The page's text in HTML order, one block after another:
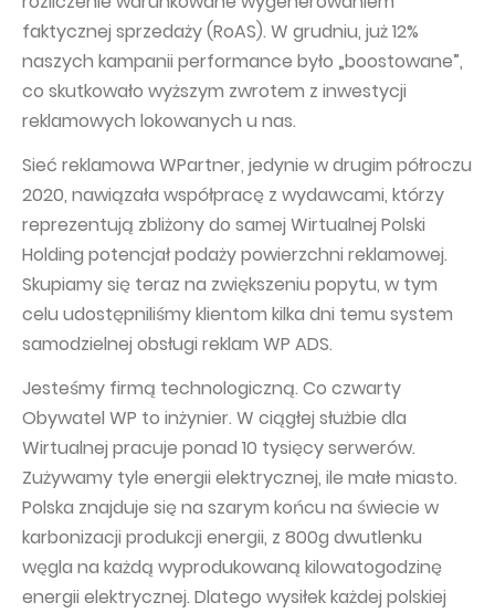
faktycznej sprzedaży (RoAS). W grudniu, już 12%
naszych kampanii performance było „boostowane”,
co skutkowało wyższym zwrotem z inwestycji
reklamowych lokowanych u nas.
Sieć reklamowa WPartner, jedynie w drugim półroczu
2020, nawiązała współpracę z wydawcami, którzy
reprezentują zbliżony do samej Wirtualnej Polski
Holding potencjał podaży powierzchni reklamowej.
Skupiamy się teraz na zwiększeniu popytu, w tym
celu udostępniliśmy klientom kilka dni temu system
samodzielnej obsługi reklam WP ADS.
Jesteśmy firmą technologiczną. Co czwarty
Obywatel WP to inżynier. W ciągłej służbie dla
Wirtualnej pracuje ponad 10 tysięcy serwerów.
Zużywamy tyle energii elektrycznej, ile małe miasto.
Polska znajduje się na szarym końcu na świecie w
karbonizacji produkcji energii, z 800g dwutlenku
węgla na każdą wyprodukowaną kilowatogodzinę
energii elektrycznej. Dlatego wysiłek każdej polskiej